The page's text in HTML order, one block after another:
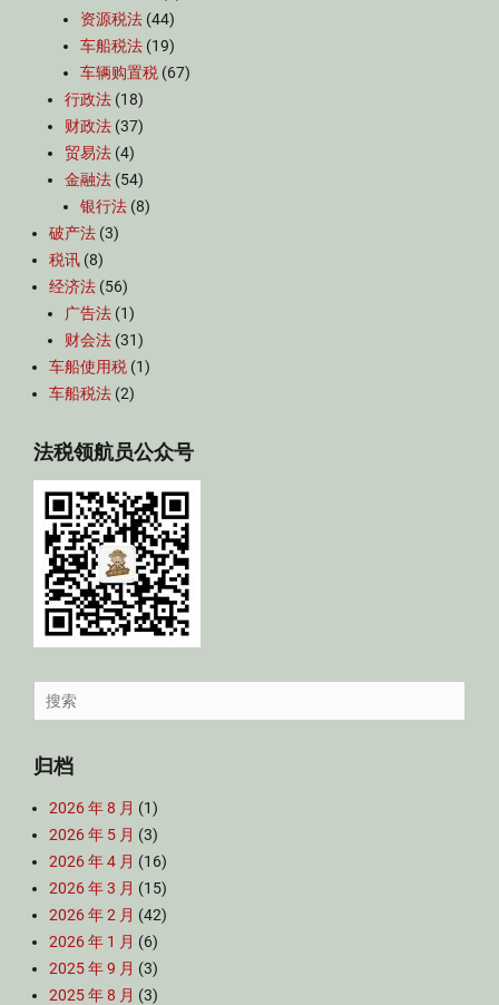
资源税法 (44)
车船税法 (19)
车辆购置税 (67)
行政法 (18)
财政法 (37)
贸易法 (4)
金融法 (54)
银行法 (8)
破产法 (3)
税讯 (8)
经济法 (56)
广告法 (1)
财会法 (31)
车船使用税 (1)
车船税法 (2)
法税领航员公众号
Search
for:
归档
2026 年 8 月 (1)
2026 年 5 月 (3)
2026 年 4 月 (16)
2026 年 3 月 (15)
2026 年 2 月 (42)
2026 年 1 月 (6)
2025 年 9 月 (3)
2025 年 8 月 (3)